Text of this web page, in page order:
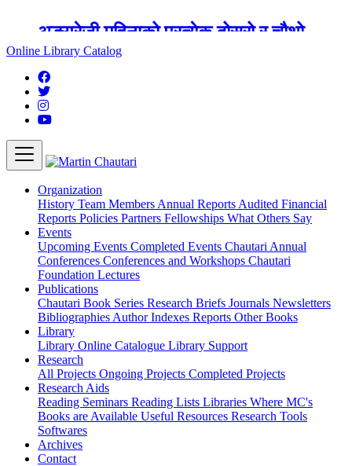
अङ्ग्रेजी महिनाको प्रत्येक दोस्रो र चौथो
शुक्रबार मार्टिन चौतारी र यसको पुस्तकालय
बन्द रहने छ ।
Online Library Catalog
Organization
History Team Members Annual Reports Audited Financial
Reports Policies Partners Fellowships What Others Say
Events
Upcoming Events Completed Events Chautari Annual
Conferences Conferences and Workshops Chautari
Foundation Lectures
Publications
Chautari Book Series Research Briefs Journals Newsletters
Bibliographies Author Indexes Reports Other Books
Library
Library Online Catalogue Library Support
Research
All Projects Ongoing Projects Completed Projects
Research Aids
Reading Seminars Reading Lists Libraries Where MC's
Books are Available Useful Resources Research Tools
Softwares
Archives
Contact